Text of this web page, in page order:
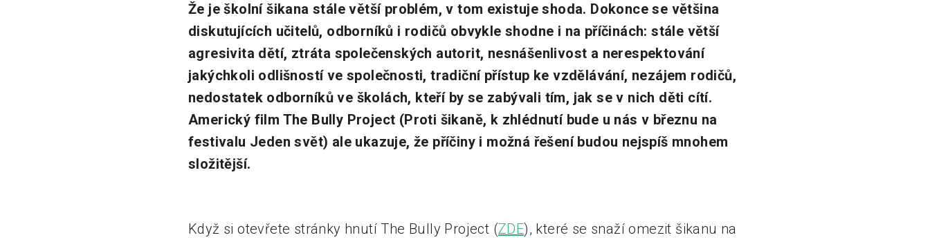
Že je školní šikana stále větší problém, v tom existuje shoda. Dokonce se většina
diskutujících učitelů, odborníků i rodičů obvykle shodne i na příčinách: stále větší
agresivita dětí, ztráta společenských autorit, nesnášenlivost a nerespektování
jakýchkoli odlišností ve společnosti, tradiční přístup ke vzdělávání, nezájem rodičů,
nedostatek odborníků ve školách, kteří by se zabývali tím, jak se v nich děti cítí.
Americký film The Bully Project (Proti šikaně, k zhlédnutí bude u nás v březnu na
festivalu Jeden svět) ale ukazuje, že příčiny i možná řešení budou nejspíš mnohem
složitější.
Když si otevřete stránky hnutí The Bully Project (ZDE), které se snaží omezit šikanu na